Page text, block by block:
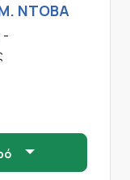
Μ. ΝΤΟΒΑ
-